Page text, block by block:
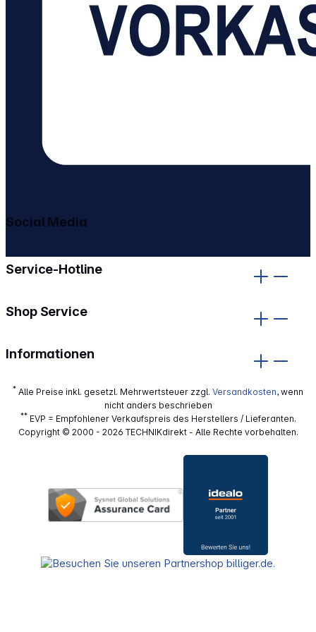
Service-Hotline
Shop Service
Informationen
Social Media
* Alle Preise inkl. gesetzl. Mehrwertsteuer zzgl. Versandkosten, wenn
nicht anders beschrieben
**EVP = Empfohlener Verkaufspreis des Herstellers / Lieferanten.
Copyright © 2000 - 2026 TECHNIKdirekt - Alle Rechte vorbehalten.